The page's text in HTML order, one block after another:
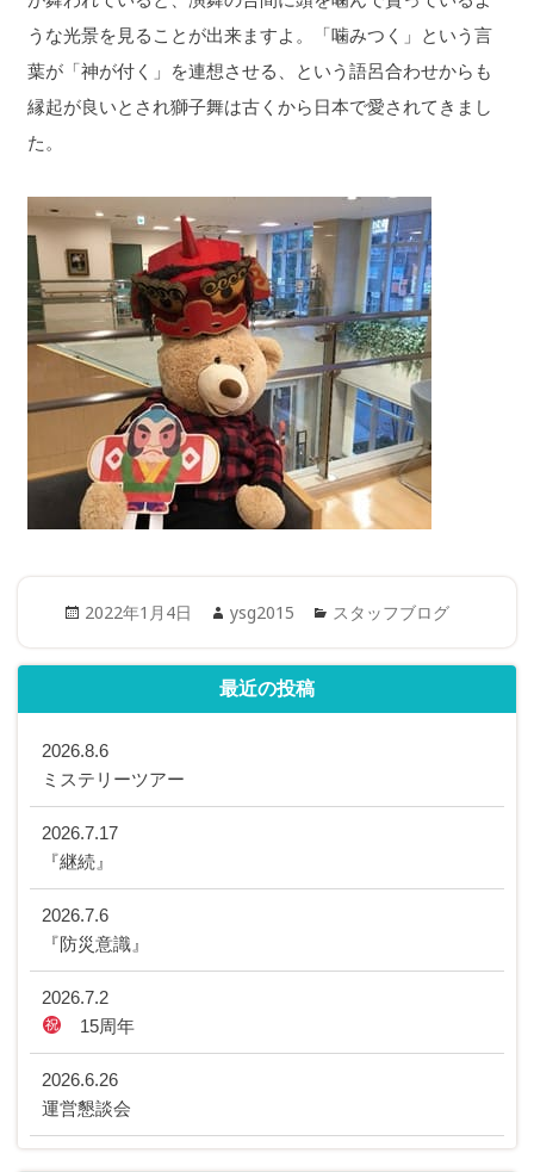
うな光景を見ることが出来ますよ。「噛みつく」という言
葉が「神が付く」を連想させる、という語呂合わせからも
縁起が良いとされ獅子舞は古くから日本で愛されてきまし
た。
Posted
2022年1月4日 Author
ysg2015 Categories
スタッフブログ
最近の投稿
2026.8.6
ミステリーツアー
2026.7.17
『継続』
2026.7.6
『防災意識』
2026.7.2
15周年
2026.6.26
運営懇談会